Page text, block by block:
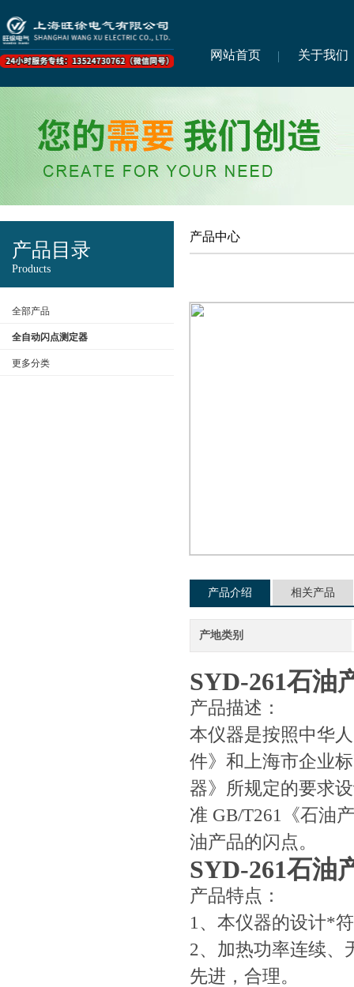
网站首页 关于我们
产品目录
Products
全部产品
全自动闪点测定器
更多分类
产品中心
产品介绍 相关产品
产地类别
SYD-261石油
产品描述：
本仪器是按照中华
件》和上海市企业
器》所规定的要求
准 GB/T261《石油
油产品的闪点。
SYD-261石油
产品特点：
1、本仪器的设计*
2、加热功率连续、
先进，合理。